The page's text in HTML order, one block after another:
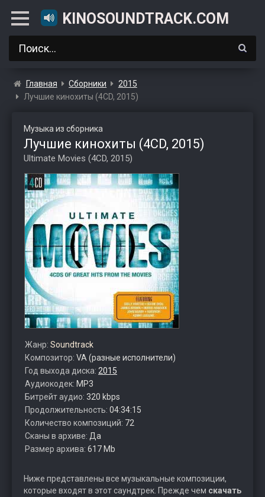
KINOSOUNDTRACK.COM
Главная Сборники
2015
Лучшие кинохиты (4CD, 2015)
Музыка из сборника
Лучшие кинохиты (4CD, 2015)
Ultimate Movies (4CD, 2015)
Жанр: Soundtrack
Композитор: VA (разные исполнители)
Год выхода диска: 2015
Аудиокодек: MP3
Битрейт аудио: 320 kbps
Продолжительность: 04:34:15
Количество композиций: 72
Сканы в архиве: Да
Размер архива: 617 Mb
Ниже представлены все музыкальные композиции,
которые входят в этот саундтрек. Прежде чем скачать